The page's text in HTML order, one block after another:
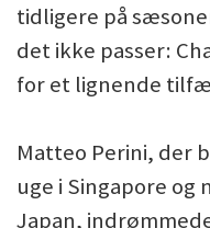
tidligere på
det ikke passer:
for et lignende
Matteo Perini, der
uge i Singapore og
Japan,